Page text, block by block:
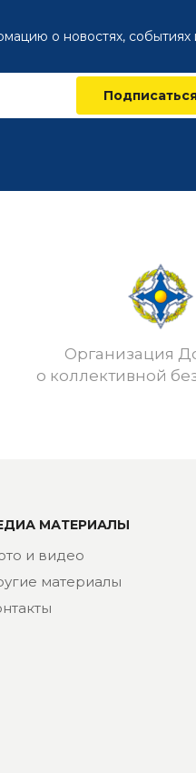
о новостях, событиях
Организация
о коллективной
МАТЕРИАЛЫ
и видео
материалы